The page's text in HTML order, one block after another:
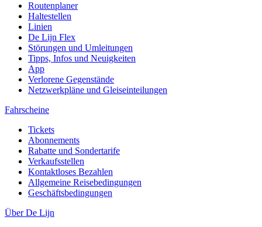
Routenplaner
Haltestellen
Linien
De Lijn Flex
Störungen und Umleitungen
Tipps, Infos und Neuigkeiten
App
Verlorene Gegenstände
Netzwerkpläne und Gleiseinteilungen
Fahrscheine
Tickets
Abonnements
Rabatte und Sondertarife
Verkaufsstellen
Kontaktloses Bezahlen
Allgemeine Reisebedingungen
Geschäftsbedingungen
Über De Lijn